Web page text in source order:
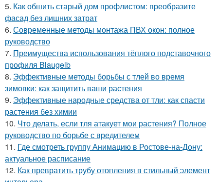
5. Как обшить старый дом профлистом: преобразите
фасад без лишних затрат
6. Современные методы монтажа ПВХ окон: полное
руководство
7. Преимущества использования тёплого подставочного
профиля Blaugelb
8. Эффективные методы борьбы с тлей во время
зимовки: как защитить ваши растения
9. Эффективные народные средства от тли: как спасти
растения без химии
10. Что делать, если тля атакует мои растения? Полное
руководство по борьбе с вредителем
11. Где смотреть группу Анимацию в Ростове-на-Дону:
актуальное расписание
12. Как превратить трубу отопления в стильный элемент